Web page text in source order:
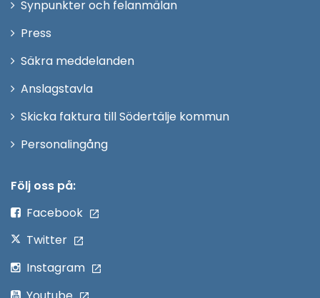
Synpunkter och felanmälan
Press
fönster
Säkra meddelanden
Anslagstavla
Skicka faktura till Södertälje kommun
PersonalingångÖppna
Följ oss på:
Facebook
Twitter
Instagram